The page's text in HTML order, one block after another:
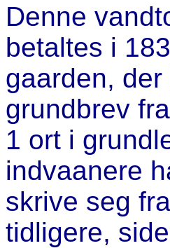
Denne
betaltes i
gaarden,
grundbrev
1 ort i
indvaanere
skrive seg
tidligere,